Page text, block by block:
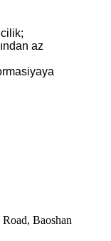
az
Baoshan